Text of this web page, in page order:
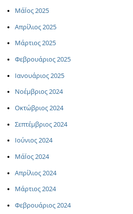
ΜάΪος 2025
Απρίλιος 2025
Μάρτιος 2025
Φεβρουάριος 2025
Ιανουάριος 2025
Νοέμβριος 2024
Οκτώβριος 2024
Σεπτέμβριος 2024
Ιούνιος 2024
ΜάΪος 2024
Απρίλιος 2024
Μάρτιος 2024
Φεβρουάριος 2024